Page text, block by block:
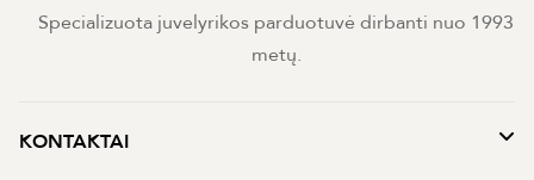
Specializuota juvelyrikos parduotuvė dirbanti nuo 1993
metų.
KONTAKTAI